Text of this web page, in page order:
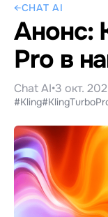
←CHAT AI
Анонс:
Pro в
Chat AI•3 окт.
#Kling